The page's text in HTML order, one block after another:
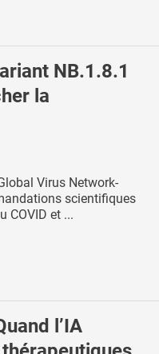
NB.1.8.1
la
Virus Network-
scientifiques
COVID et ...
l’IA